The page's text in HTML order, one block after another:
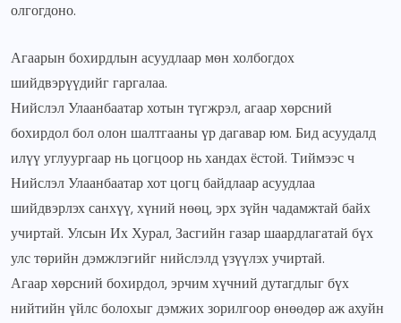
олгогдоно.
Агаарын бохирдлын асуудлаар мөн холбогдох
шийдвэрүүдийг гаргалаа.
Нийслэл Улаанбаатар хотын түгжрэл, агаар хөрсний
бохирдол бол олон шалтгааны үр дагавар юм. Бид асуудалд
илүү углуургаар нь цогцоор нь хандах ёстой. Тиймээс ч
Нийслэл Улаанбаатар хот цогц байдлаар асуудлаа
шийдвэрлэх санхүү, хүний нөөц, эрх зүйн чадамжтай байх
учиртай. Улсын Их Хурал, Засгийн газар шаардлагатай бүх
улс төрийн дэмжлэгийг нийслэлд үзүүлэх учиртай.
Агаар хөрсний бохирдол, эрчим хүчний дутагдлыг бүх
нийтийн үйлс болохыг дэмжих зорилгоор өнөөдөр аж ахуйн